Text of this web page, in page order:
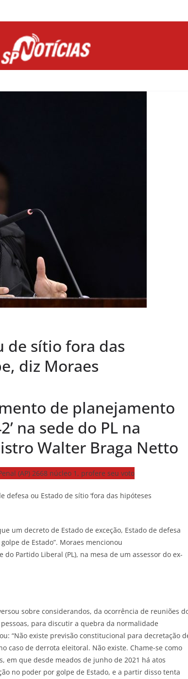
de sítio fora das
diz Moraes
de planejamento
na sede do PL na
Walter Braga Netto
defesa ou Estado de sítio ‘fora das hipóteses
um decreto de Estado de exceção, Estado de defesa
de Estado”. Moraes mencionou
Partido Liberal (PL), na mesa de um assessor do ex-
sobre considerandos, da ocorrência de reuniões
para discutir a quebra da normalidade
“Não existe previsão constitucional para decretação
caso de derrota eleitoral. Não existe. Chame-se como
em que desde meados de junho de 2021 há atos
no poder por golpe de Estado, e a partir disso tenta